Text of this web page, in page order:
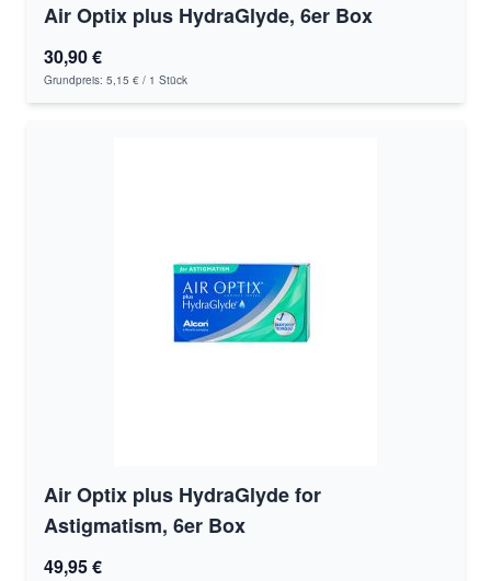
Air Optix plus HydraGlyde, 6er Box
30,90 €
Grundpreis: 5,15 € / 1 Stück
Air Optix plus HydraGlyde for
Astigmatism, 6er Box
49,95 €